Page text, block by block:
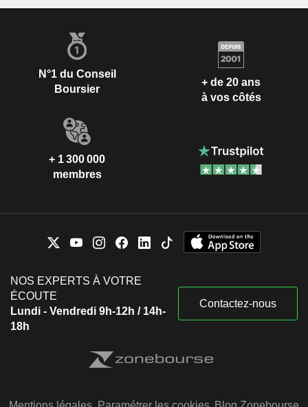
N°1 du Conseil
Boursier
+ de 20 ans
à vos côtés
+ 1 300 000
membres
NOS EXPERTS À VOTRE
ÉCOUTE
Lundi - Vendredi 9h-12h / 14h-
18h
Contactez-nous